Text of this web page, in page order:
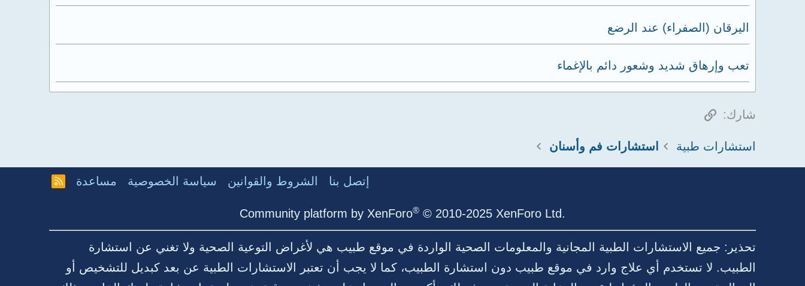
اليرقان (الصفراء) عند الرضع
تعب وإرهاق شديد وشعور دائم بالإغماء
شارك: الرابط
استشارات طبية استشارات فم وأسنان
إتصل بنا الشروط والقوانين سياسة الخصوصية مساعدة
Community platform by XenForo® © 2010-2025 XenForo Ltd.
تحذير: جميع الاستشارات الطبية المجانية والمعلومات الصحية الواردة في موقع طبيب هي لأغراض التوعية الصحية ولا تغني عن استشارة
الطبيب. لا تستخدم أي علاج وارد في موقع طبيب دون استشارة الطبيب، كما لا يجب أن تعتبر الاستشارات الطبية عن بعد كبديل للتشخيص أو